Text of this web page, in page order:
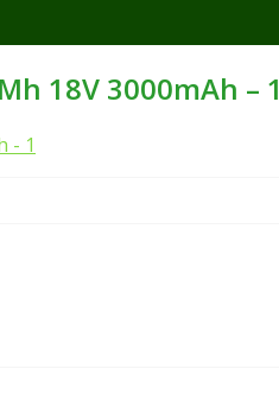
18V 3000mAh – 1